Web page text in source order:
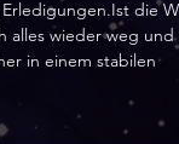
die
alles wieder weg und
in einem stabilen